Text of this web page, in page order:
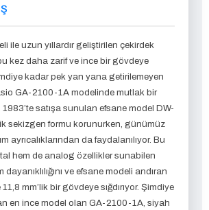
ile uzun yıllardır geliştirilen çekirdek
kez daha zarif ve ince bir gövdeye
kadar pek yan yana getirilemeyen
GA-2100-1A modelinde mutlak bir
satışa sunulan efsane model DW-
sekizgen formu korunurken, günümüz
ayrıcalıklarından da faydalanılıyor. Bu
hem de analog özellikler sunabilen
ve efsane modeli andıran
11,8 mm’lik bir gövdeye sığdırıyor. Şimdiye
en ince model olan GA-2100-1A, siyah